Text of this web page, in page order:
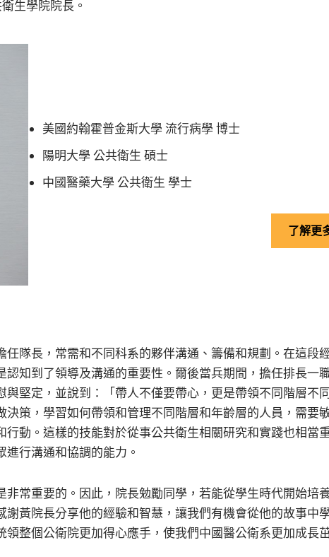
生學院院長。
美國約翰霍普金斯大學 流行病學 博士
陽明大學 公共衛生 碩士
中國醫藥大學 公共衛生 學士
了解更
隊長，常需和不同科系的夥伴溝通、籌備和規劃。在這段
知到了領導及溝通的重要性。爾後當兵期間，擔任排長一職
堅定，並說到：「帶人不僅要帶心，更是帶領不同階層不
策，學習如何帶領和管理不同階層和年齡層的人員，需要
動。這樣的技能對於從事公共衛生相關研究和實踐也相當
進行溝通和協調的能力。
常重要的。因此，院長勉勵同學，若能從學生時代開始培
黃院長分享他的經驗和智慧，讓我們有機會從他的故事中
整個公衛院更加得心應手，使我們中國醫公衛系更加成長